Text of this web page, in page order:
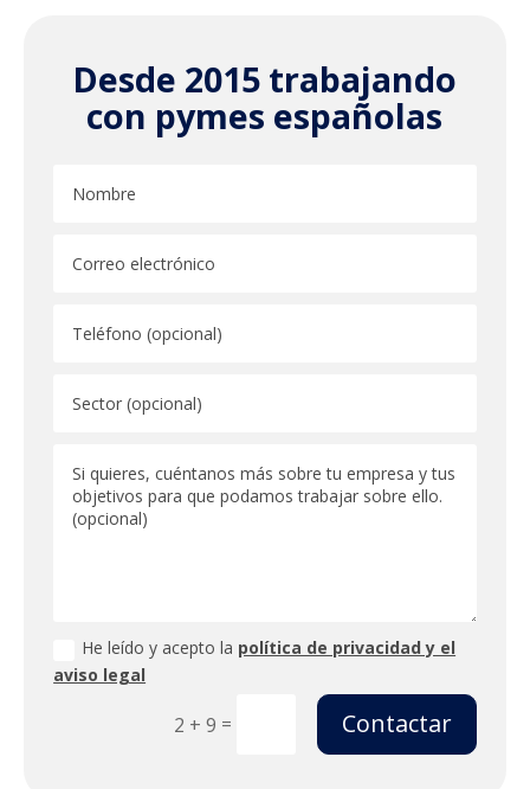
Desde 2015 trabajando
con pymes españolas
He leído y acepto la política de privacidad y el
aviso legal
2 + 9 = Contactar